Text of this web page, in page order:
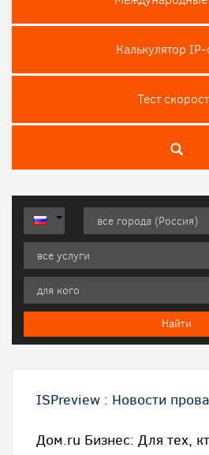
Калькулятор IP-
Тест
ISPreview : Новости
Дом.ru Бизнес: Для тех,